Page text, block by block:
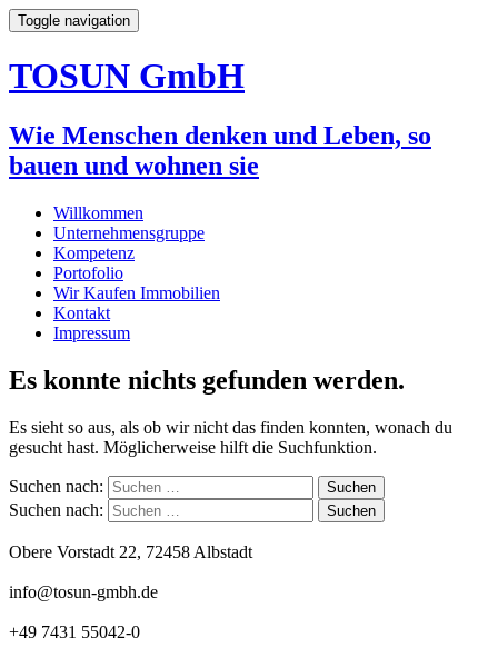
Toggle navigation
TOSUN GmbH
Wie Menschen denken und Leben, so
bauen und wohnen sie
Willkommen
Unternehmensgruppe
Kompetenz
Portofolio
Wir Kaufen Immobilien
Kontakt
Impressum
Es konnte nichts gefunden werden.
Es sieht so aus, als ob wir nicht das finden konnten, wonach du
gesucht hast. Möglicherweise hilft die Suchfunktion.
Suchen nach:
Suchen nach:
Obere Vorstadt 22, 72458 Albstadt
info@tosun-gmbh.de
+49 7431 55042-0